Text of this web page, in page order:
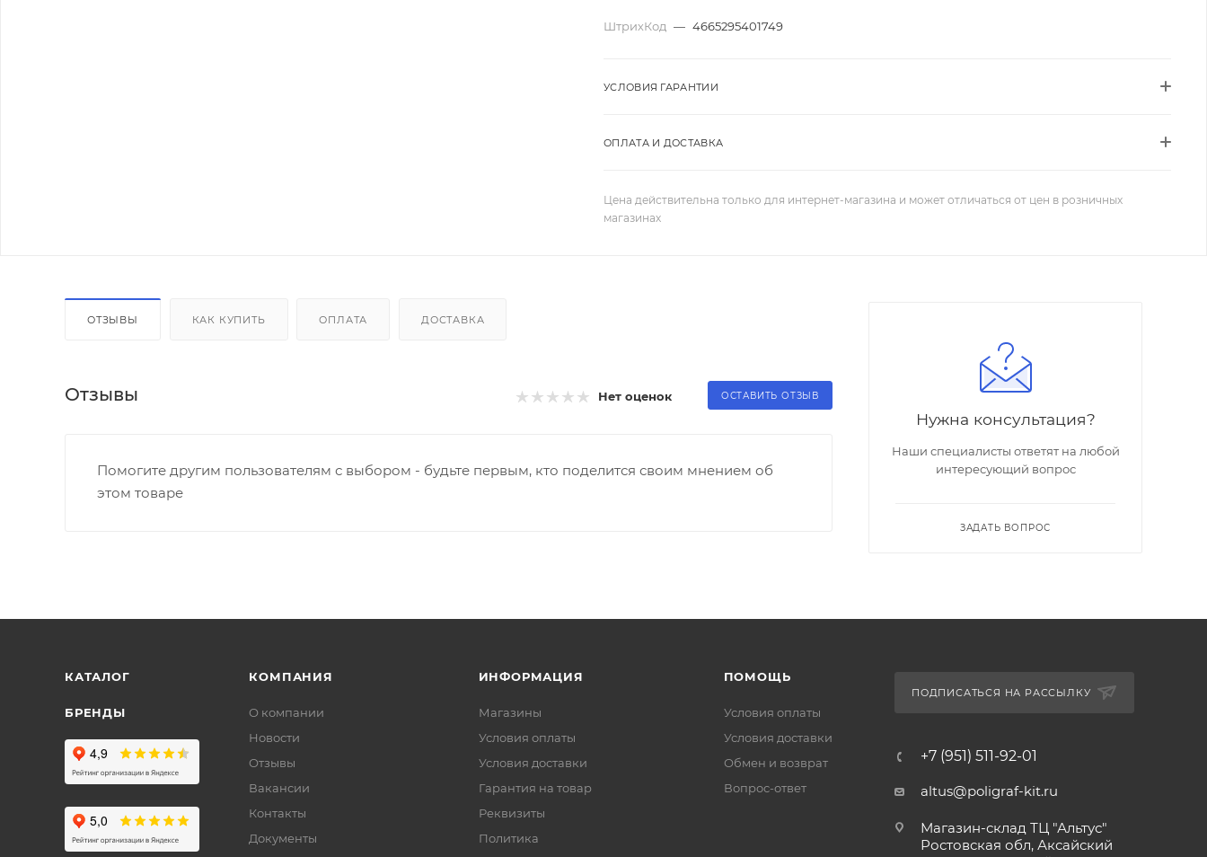
ШтрихКод — 4665295401749
УСЛОВИЯ ГАРАНТИИ
ОПЛАТА И ДОСТАВКА
Цена действительна только для интернет-магазина и может отличаться от цен в розничных
магазинах
ОТЗЫВЫ КАК КУПИТЬ ОПЛАТА ДОСТАВКА
Отзывы Нет оценок ОСТАВИТЬ ОТЗЫВ
Помогите другим пользователям с выбором - будьте первым, кто поделится своим мнением об
этом товаре
Нужна консультация?
Наши специалисты ответят на любой
интересующий вопрос
ЗАДАТЬ ВОПРОС
КАТАЛОГ
БРЕНДЫ
КОМПАНИЯ
О компании
Новости
Отзывы
Вакансии
Контакты
Документы
ИНФОРМАЦИЯ
Магазины
Условия оплаты
Условия доставки
Гарантия на товар
Реквизиты
Политика
ПОМОЩЬ
Условия оплаты
Условия доставки
Обмен и возврат
Вопрос-ответ
ПОДПИСАТЬСЯ НА РАССЫЛКУ
+7 (951) 511-92-01
altus@poligraf-kit.ru
Магазин-склад ТЦ "Альтус"
Ростовская обл, Аксайский